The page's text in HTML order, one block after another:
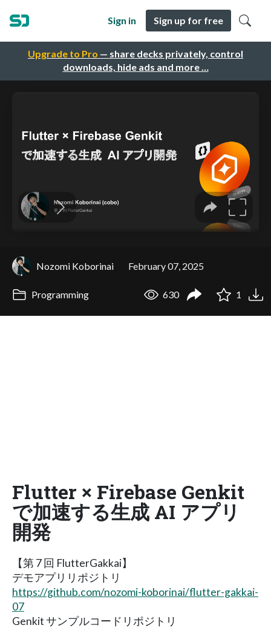
Upgrade to Pro — share decks privately, control
downloads, hide ads and more …
Sign in Sign up for free
Nozomi Koborinai February 07, 2025
Programming 630 1
Flutter × Firebase Genkit
で加速する生成 AI アプリ
開発
【第 7 回 FlutterGakkai】
デモアプリリポジトリ
https://github.com/nozomi-koborinai/flutter-gakkai-
07
Genkit サンプルコードリポジトリ